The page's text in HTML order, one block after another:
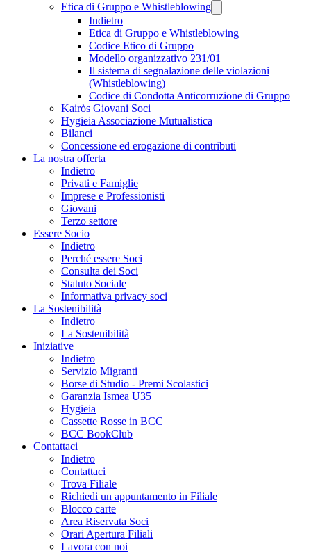
Etica di Gruppo e Whistleblowing
Indietro
Etica di Gruppo e Whistleblowing
Codice Etico di Gruppo
Modello organizzativo 231/01
Il sistema di segnalazione delle violazioni
(Whistleblowing)
Codice di Condotta Anticorruzione di Gruppo
Kairòs Giovani Soci
Hygieia Associazione Mutualistica
Bilanci
Concessione ed erogazione di contributi
La nostra offerta
Indietro
Privati e Famiglie
Imprese e Professionisti
Giovani
Terzo settore
Essere Socio
Indietro
Perché essere Soci
Consulta dei Soci
Statuto Sociale
Informativa privacy soci
La Sostenibilità
Indietro
La Sostenibilità
Iniziative
Indietro
Servizio Migranti
Borse di Studio - Premi Scolastici
Garanzia Ismea U35
Hygieia
Cassette Rosse in BCC
BCC BookClub
Contattaci
Indietro
Contattaci
Trova Filiale
Richiedi un appuntamento in Filiale
Blocco carte
Area Riservata Soci
Orari Apertura Filiali
Lavora con noi